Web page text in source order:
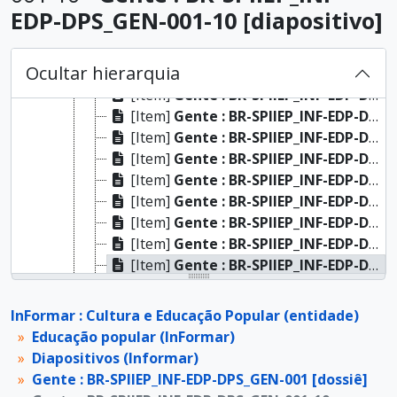
EDP-DPS_GEN-001-10 [diapositivo]
Ocultar hierarquia
[Dossiê] Exterior : BR-SPIIEP_INF-EDP-DPS_EXT-021 [dossiê]
[Dossiê]Exterior : BR-SPIIEP_INF-EDP-DPS_EXT-024 [dossiê]
[Dossiê]Gente : BR-SPIIEP_INF-EDP-DPS_GEN-001 [dossiê]
[Item]Gente : BR-SPIIEP_INF-EDP-DPS_GEN-001-01 [diapositivo]
[Item]Gente : BR-SPIIEP_INF-EDP-DPS_GEN-001-02 [diapositivo]
[Item] Gente : BR-SPIIEP_INF-EDP-DPS_GEN-001-03 [diapositivo]
[Item] Gente : BR-SPIIEP_INF-EDP-DPS_GEN-001-04 [diapositivo]
[Item] Gente : BR-SPIIEP_INF-EDP-DPS_GEN-001-05 [diapositivo]
[Item] Gente : BR-SPIIEP_INF-EDP-DPS_GEN-001-06 [diapositivo]
[Item] Gente : BR-SPIIEP_INF-EDP-DPS_GEN-001-07 [diapositivo]
[Item] Gente : BR-SPIIEP_INF-EDP-DPS_GEN-001-08 [diapositivo]
[Item] Gente : BR-SPIIEP_INF-EDP-DPS_GEN-001-09 [diapositivo]
[Item] Gente : BR-SPIIEP_INF-EDP-DPS_GEN-001-10 [diapositivo]
[Item]Gente : BR-SPIIEP_INF-EDP-DPS_GEN-001-11 [diapositivo]
[Item]
Gente : BR-SPIIEP_INF-EDP-DPS_GEN-001-12 [diapositivo]
[Item] Gente : BR-SPIIEP_INF-EDP-DPS_GEN-001-13 [diapositivo]
[Item]
Gente : BR-SPIIEP_INF-EDP-DPS_GEN-001-14 [diapositivo]
[Item]Gente : BR-SPIIEP_INF-EDP-DPS_GEN-001-15 [diapositivo]
[Item]Gente : BR-SPIIEP_INF-EDP-DPS_GEN-001-16 [diapositivo]
InFormar : Cultura e Educação Popular (entidade)
Educação popular (InFormar)
Diapositivos (Informar)
Gente : BR-SPIIEP_INF-EDP-DPS_GEN-001 [dossiê]